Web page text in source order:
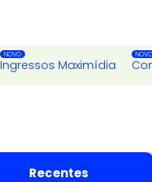
Ingressos Maximídia
Recentes